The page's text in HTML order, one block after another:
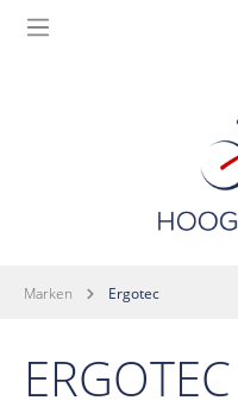
Marken Ergotec
ERGOTEC